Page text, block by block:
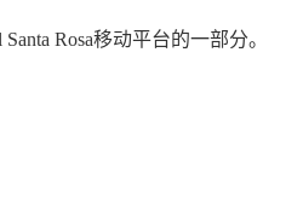
Rosa移动平台的一部分。